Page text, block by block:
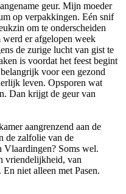
geur. Mijn moeder
op verpakkingen. Eén snif
om te onderscheiden
werd er afgelopen week
de zurige lucht van gist te
is voordat het feest begint
voor een gezond
leven. Opsporen wat
Dan krijgt de geur van
aangrenzend aan de
de zalfolie van de
Vlaardingen? Soms wel.
vriendelijkheid, van
niet alleen met Pasen.